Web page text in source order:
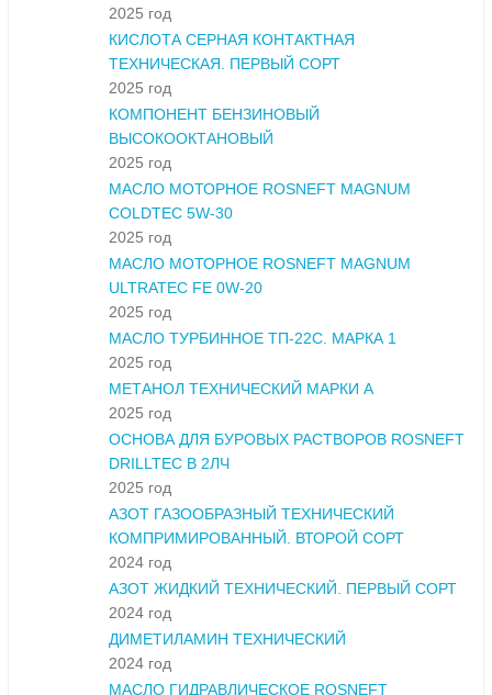
2025 год
КИСЛОТА СЕРНАЯ КОНТАКТНАЯ
ТЕХНИЧЕСКАЯ. ПЕРВЫЙ СОРТ
2025 год
КОМПОНЕНТ БЕНЗИНОВЫЙ
ВЫСОКООКТАНОВЫЙ
2025 год
МАСЛО МОТОРНОЕ ROSNEFT MAGNUM
COLDTEC 5W-30
2025 год
МАСЛО МОТОРНОЕ ROSNEFT MAGNUM
ULTRATEC FE 0W-20
2025 год
МАСЛО ТУРБИННОЕ ТП-22С. МАРКА 1
2025 год
МЕТАНОЛ ТЕХНИЧЕСКИЙ МАРКИ А
2025 год
ОСНОВА ДЛЯ БУРОВЫХ РАСТВОРОВ ROSNEFT
DRILLTEC В 2ЛЧ
2025 год
АЗОТ ГАЗООБРАЗНЫЙ ТЕХНИЧЕСКИЙ
КОМПРИМИРОВАННЫЙ. ВТОРОЙ СОРТ
2024 год
АЗОТ ЖИДКИЙ ТЕХНИЧЕСКИЙ. ПЕРВЫЙ СОРТ
2024 год
ДИМЕТИЛАМИН ТЕХНИЧЕСКИЙ
2024 год
МАСЛО ГИДРАВЛИЧЕСКОЕ ROSNEFT